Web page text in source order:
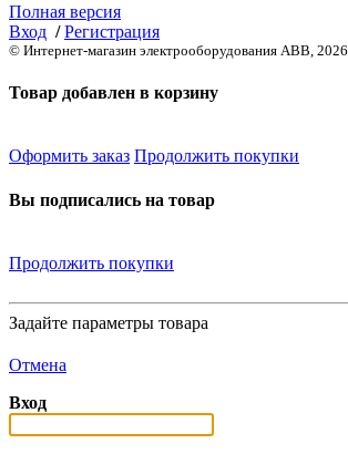
Полная версия
Вход / Регистрация
© Интернет-магазин электрооборудования ABB, 2026
Товар добавлен в корзину
Оформить заказ Продолжить покупки
Вы подписались на товар
Продолжить покупки
Задайте параметры товара
Отмена
Вход